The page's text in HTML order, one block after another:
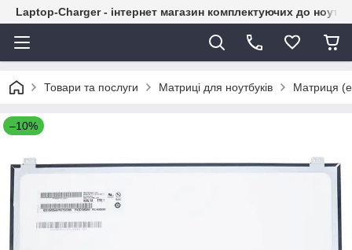
Laptop-Charger - інтернет магазин комплектуючих до
Товари та послуги Матриці для ноутбуків Матриця
–10%